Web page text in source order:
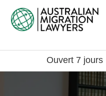
Ouvert 7 jours